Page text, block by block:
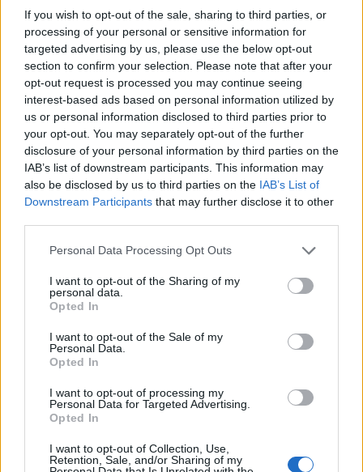
If you wish to opt-out of the sale, sharing to third parties, or
processing of your personal or sensitive information for
targeted advertising by us, please use the below opt-out
section to confirm your selection. Please note that after your
opt-out request is processed you may continue seeing
interest-based ads based on personal information utilized by
us or personal information disclosed to third parties prior to
your opt-out. You may separately opt-out of the further
disclosure of your personal information by third parties on the
IAB’s list of downstream participants. This information may
also be disclosed by us to third parties on the IAB’s List of
Downstream Participants that may further disclose it to other
Please note that this website/app uses one or more Google
not limited to your visit or usage behaviour. You may click to
grant or deny consent to Google and its third-party tags to
use your data for below specified purposes in below Google
consent section.
Personal Data Processing Opt Outs
I want to opt-out of the Sharing of my
personal data.
Opted In
I want to opt-out of the Sale of my
Personal Data.
Opted In
I want to opt-out of processing my
Personal Data for Targeted Advertising.
Opted In
I want to opt-out of Collection, Use,
Retention, Sale, and/or Sharing of my
È morto Francesco Guccini, il maestro che
rifiutò la Costa Smeralda
Nuovo sportello rifiuti a Palau, una svolta per gli
utenti
Mario Malu
Paolo Pinna